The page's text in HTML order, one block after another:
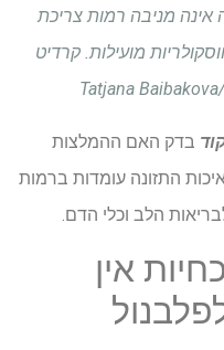
מניבה רמות צריכת
מועילות. קרדיט
בדק האם ההמלצות
התזונה עומדות ברמות
הלב וכלי הדם.
אין